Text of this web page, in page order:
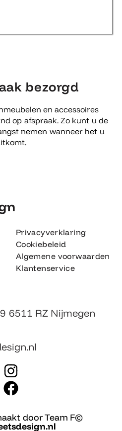
bezorgd
en accessoires
op afspraak. Zo kunt u de
nemen wanneer het u
Privacyverklaring
Cookiebeleid
Algemene voorwaarden
Klantenservice
6511 RZ Nijmegen
I
n
s
t
F
c door Team F©